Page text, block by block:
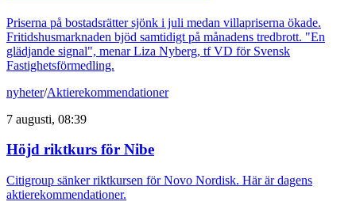
Priserna på bostadsrätter sjönk i juli medan villapriserna ökade.
Fritidshusmarknaden bjöd samtidigt på månadens tredbrott. "En
glädjande signal", menar Liza Nyberg, tf VD för Svensk
Fastighetsförmedling.
nyheter/Aktierekommendationer
7 augusti, 08:39
Höjd riktkurs för Nibe
Citigroup sänker riktkursen för Novo Nordisk. Här är dagens
aktierekommendationer.